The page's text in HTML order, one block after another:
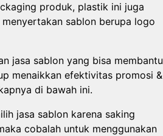
produk, plastik ini juga
sablon berupa logo
jasa sablon yang bisa membantu
menaikkan efektivitas promosi &
di bawah ini.
jasa sablon karena saking
cobalah untuk menggunakan